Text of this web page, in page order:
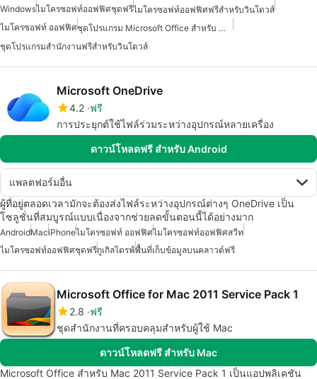
Windowsไมโครซอฟท์ออฟฟิศชุดฟรีไมโครซอฟท์ออฟฟิศฟรีสำหรับวินโดวส์
ไมโครซอฟท์ ออฟฟิศ
ชุดโปรแกรม Microsoft Office สำหรับ Windows
ชุดโปรแกรมสำนักงานฟรีสำหรับวินโดวส์
Microsoft OneDrive
4.2 ฟรี
การประยุกต์ใช้ไฟล์ร่วมระหว่างอุปกรณ์หลายเครื่อง
ดาวน์โหลดฟรี สำหรับ Android
แพลตฟอร์มอื่น
ผู้ที่อยู่ตลอดเวลามักจะต้องส่งไฟล์ระหว่างอุปกรณ์ต่างๆ OneDrive เป็น
โซลูชั่นที่สมบูรณ์แบบเนื่องจากช่วยลดขั้นตอนนี้ได้อย่างมาก
AndroidMaciPhoneไมโครซอฟท์ ออฟฟิศไมโครซอฟท์ออฟฟิศสวีท
ไมโครซอฟท์ออฟฟิศชุดฟรีกูเกิลไดรฟ์พื้นที่เก็บข้อมูลบนคลาวด์ฟรี
Microsoft Office for Mac 2011 Service Pack 1
2.8 ฟรี
ชุดสำนักงานที่ครอบคลุมสำหรับผู้ใช้ Mac
ดาวน์โหลดฟรี สำหรับ Mac
Microsoft Office สำหรับ Mac 2011 Service Pack 1 เป็นแอปพลิเคชัน